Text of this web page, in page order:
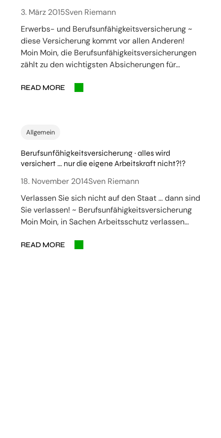
3. März 2015Sven Riemann
Erwerbs- und Berufsunfähigkeitsversicherung ~
diese Versicherung kommt vor allen Anderen!
Moin Moin, die Berufsunfähigkeitsversicherungen
zählt zu den wichtigsten Absicherungen für…
READ MORE
Allgemein
Berufsunfähigkeitsversicherung ~ alles wird
versichert … nur die eigene Arbeitskraft nicht?!?
18. November 2014Sven Riemann
Verlassen Sie sich nicht auf den Staat … dann sind
Sie verlassen! ~ Berufsunfähigkeitsversicherung
Moin Moin, in Sachen Arbeitsschutz verlassen…
READ MORE